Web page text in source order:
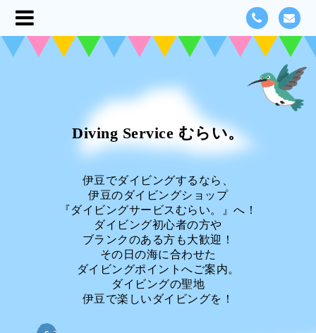
Diving Service むらい。
伊豆でダイビングするなら、
伊豆のダイビングショップ
『ダイビングサービスむらい。』へ！
ダイビング初心者の方や
ブランクのある方も大歓迎！
その日の海に合わせた
ダイビングポイントへご案内。
ダイビングの聖地
伊豆で楽しいダイビングを！